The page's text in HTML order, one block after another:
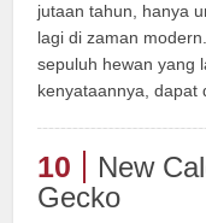
jutaan tahun, hanya
lagi di zaman
sepuluh hewan yang
kenyataannya, dapat
10
New
Gecko